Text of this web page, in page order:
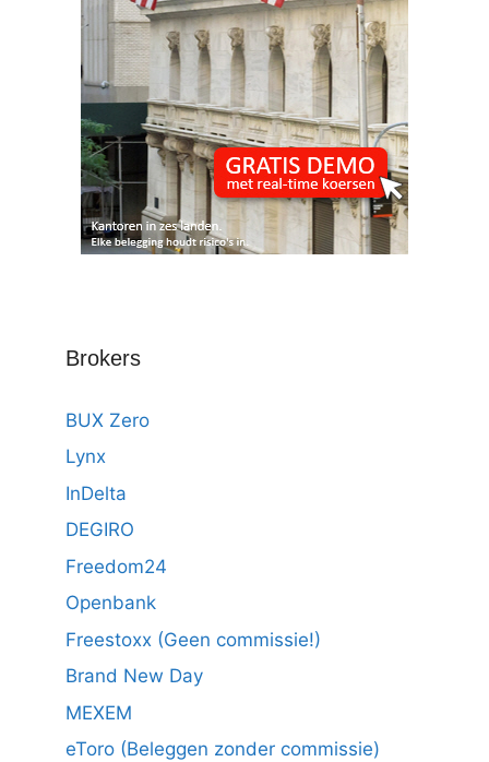
Brokers
BUX Zero
Lynx
InDelta
DEGIRO
Freedom24
Openbank
Freestoxx (Geen commissie!)
Brand New Day
MEXEM
eToro (Beleggen zonder commissie)